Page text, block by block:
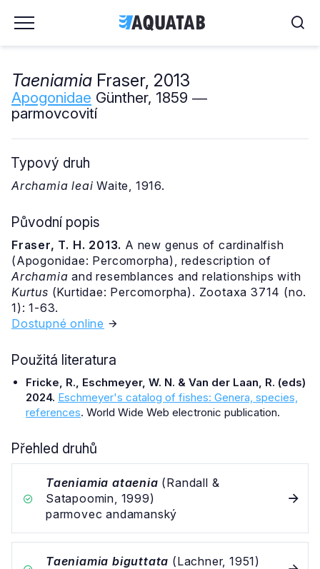
Taeniamia Fraser, 2013
Apogonidae Günther, 1859 ―
parmovcovití
Typový druh
Archamia leai Waite, 1916.
Původní popis
Fraser, T. H. 2013. A new genus of cardinalfish
(Apogonidae: Percomorpha), redescription of
Archamia and resemblances and relationships with
Kurtus (Kurtidae: Percomorpha). Zootaxa 3714 (no.
1): 1-63.
Dostupné online
Použitá literatura
Fricke, R., Eschmeyer, W. N. & Van der Laan, R. (eds)
2024. Eschmeyer's catalog of fishes: Genera, species,
references. World Wide Web electronic publication.
Přehled druhů
Taeniamia ataenia (Randall &
Satapoomin, 1999)
parmovec andamanský
Taeniamia biguttata (Lachner, 1951)